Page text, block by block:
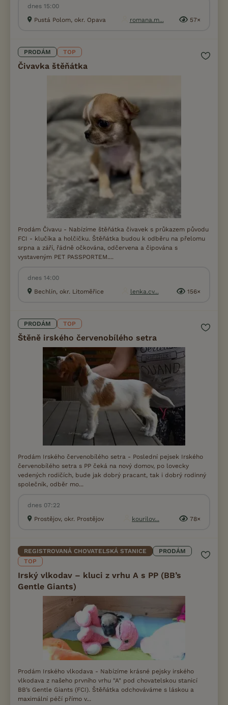
dnes 15:00
Pustá Polom, okr. Opava
romana.m... 57×
PRODÁM TOP
Čivavka štěňátka
Prodám Čivavu - Nabízíme štěňátka čivavek s průkazem původu
FCI - klučíka a holčičku. Štěňátka budou k odběru na přelomu
srpna a září, řádně očkována, odčervena a čipována s
vystaveným PET PASSPORTEM....
dnes 14:00
Bechlín, okr. Litoměřice
lenka.cv... 156×
PRODÁM TOP
Štěně irského červenobílého setra
Prodám Irského červenobílého setra - Poslední pejsek Irského
červenobílého setra s PP čeká na nový domov, po lovecky
vedených rodičích, bude jak dobrý pracant, tak i dobrý rodinný
společník, odběr mo...
dnes 07:22
Prostějov, okr. Prostějov
kourilov... 78×
REGISTROVANÁ CHOVATELSKÁ STANICE
PRODÁM
TOP
Irský vlkodav – kluci z vrhu A s PP (BB’s
Gentle Giants)
Prodám Irského vlkodava - Nabízíme krásné pejsky irského
vlkodava z našeho prvního vrhu "A" pod chovatelskou stanicí
BB’s Gentle Giants (FCI). Štěňátka odchováváme s láskou a
maximální péčí přímo v...